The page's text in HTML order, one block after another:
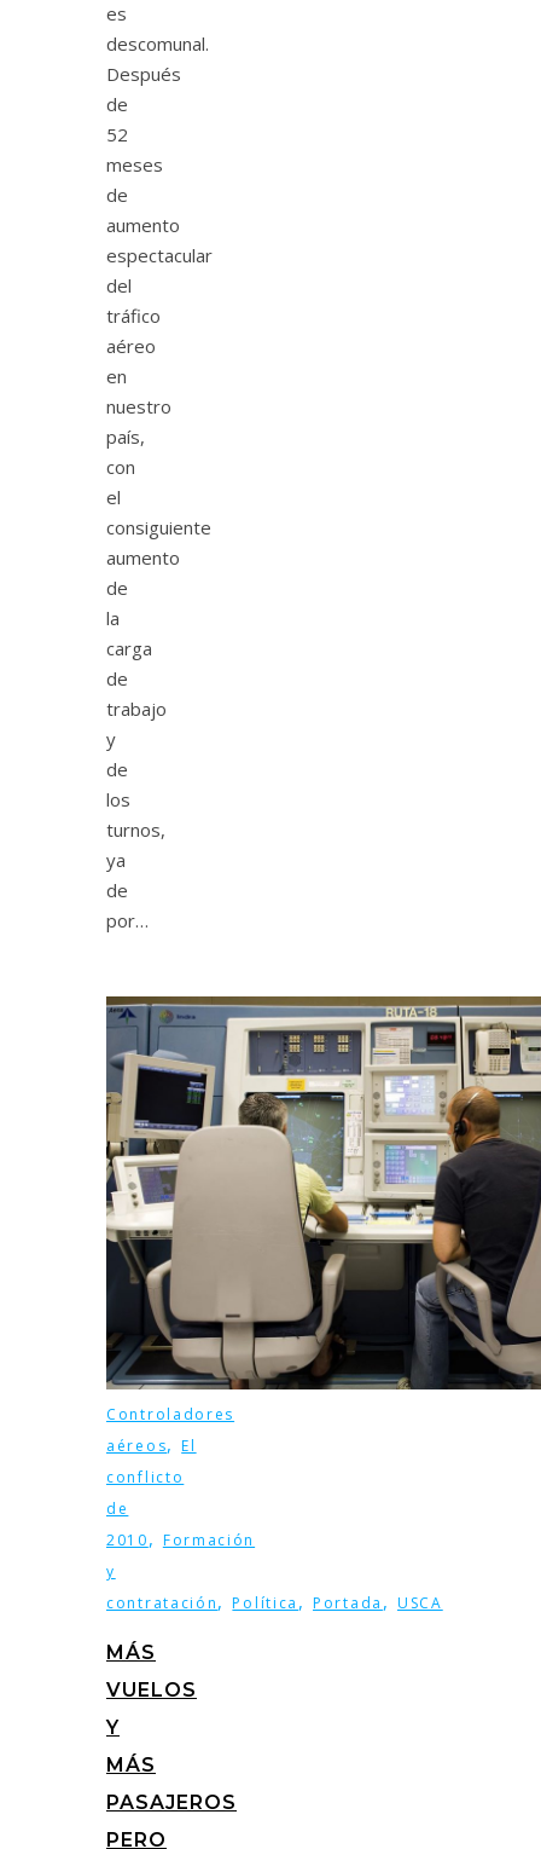
es
descomunal.
Después
de
52
meses
de
aumento
espectacular
del
tráfico
aéreo
en
nuestro
país,
con
el
consiguiente
aumento
de
la
carga
de
trabajo
y
de
los
turnos,
ya
de
por…
Controladores
aéreos,El
conflicto
de
2010, Formación
y
contratación,Política ,Portada , USCA
MÁS
VUELOS
Y
MÁS
PASAJEROS
PERO